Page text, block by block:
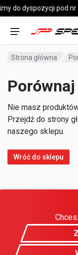
do dyspozycji pod nr
Pojazd
Strona główna
Porównaj
Nie masz
Przejdź do strony
naszego sklepu.
Wróć do sklepu